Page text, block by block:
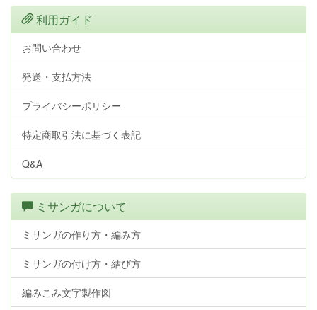
利用ガイド
お問い合わせ
発送・支払方法
プライバシーポリシー
特定商取引法に基づく表記
Q&A
ミサンガについて
ミサンガの作り方・編み方
ミサンガの付け方・結び方
編みこみ文字製作図